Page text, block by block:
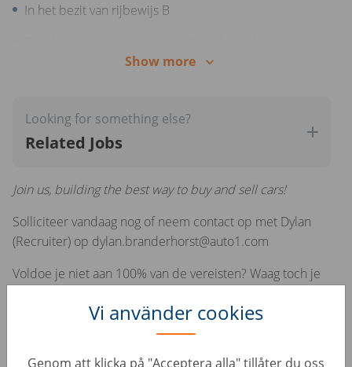
Vi använder cookies
Genom att klicka på "Acceptera alla" tillåter du oss
In het bezit van rijbewijs B
Nederlands en/of EngelsShow more
Looking for something else?
Related Jobs
Join us, building the best way to buy and sell cars!
Solliciteer vandaag nog of neem contact op met Dylan
(Recruiter) op dylan.branderhorst@auto1.com
Voldoe je niet aan 100% van de vereisten? Waag toch je
uitdagingen om van te leren.